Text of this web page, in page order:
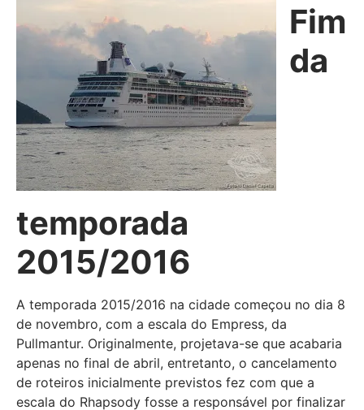
Fim
da
temporada
2015/2016
A temporada 2015/2016 na cidade começou no dia 8
de novembro, com a escala do Empress, da
Pullmantur. Originalmente, projetava-se que acabaria
apenas no final de abril, entretanto, o cancelamento
de roteiros inicialmente previstos fez com que a
escala do Rhapsody fosse a responsável por finalizar